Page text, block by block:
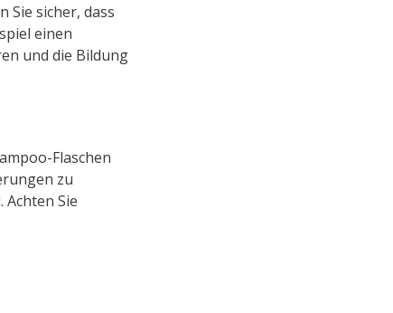
Sie sicher, dass
einen
und die Bildung
Flaschen
zu
Sie